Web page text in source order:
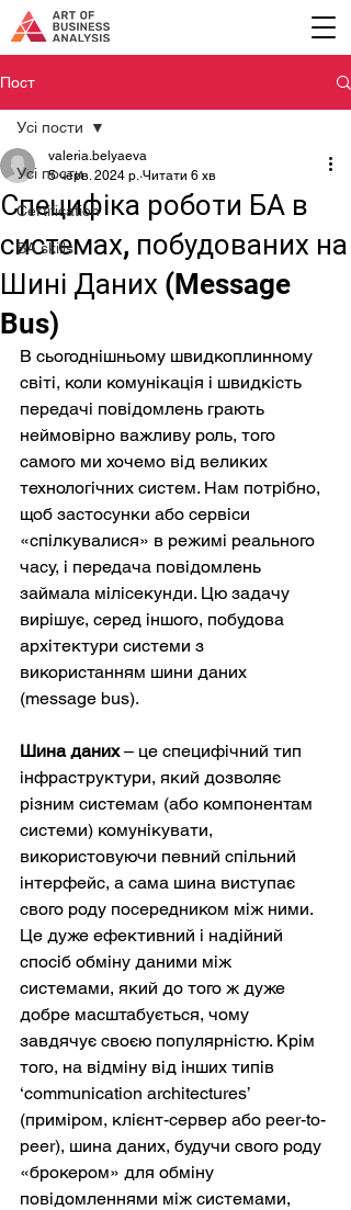
Пост
Усі пости
Certification
BA skills
Усі пости
Специфіка роботи БА в
системах, побудованих на
Шині Даних (Message
Bus)
valeria.belyaeva
5 черв. 2024 р. Читати 6 хв
В сьогоднішньому швидкоплинному
світі, коли комунікація і швидкість
передачі повідомлень грають
неймовірно важливу роль, того
самого ми хочемо від великих
технологічних систем. Нам потрібно,
щоб застосунки або сервіси
«спілкувалися» в режимі реального
часу, і передача повідомлень
займала мілісекунди. Цю задачу
вирішує, серед іншого, побудова
архітектури системи з
використанням шини даних
(message bus).
Шина даних – це специфічний тип
інфраструктури, який дозволяє
різним системам (або компонентам
системи) комунікувати,
використовуючи певний спільний
інтерфейс, а сама шина виступає
свого роду посередником між ними.
Це дуже ефективний і надійний
спосіб обміну даними між
системами, який до того ж дуже
добре масштабується, чому
завдячує своєю популярністю. Крім
того, на відміну від інших типів
‘communication architectures’
(приміром, клієнт-сервер або peer-to-
peer), шина даних, будучи свого роду
«брокером» для обміну
повідомленнями між системами,